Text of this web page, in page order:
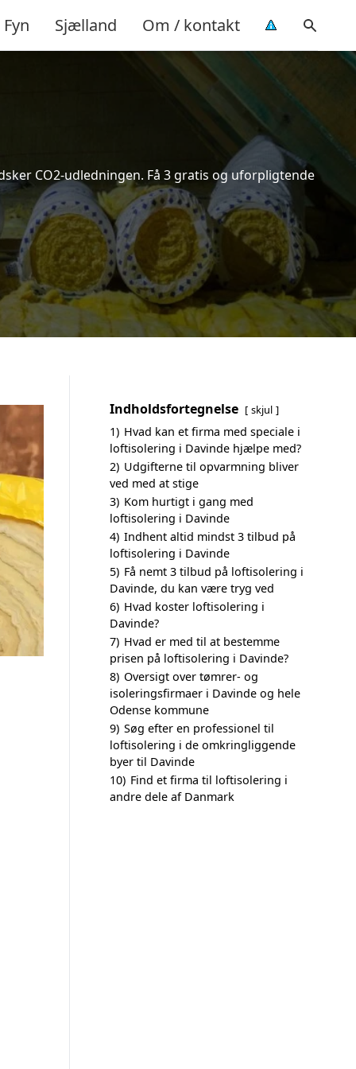
Fyn Sjælland Om / kontakt
CO2-udledningen. Få 3 gratis og uforpligtende
Indholdsfortegnelse skjul
1) Hvad kan et firma med speciale i
loftisolering i Davinde hjælpe med?
2) Udgifterne til opvarmning bliver
ved med at stige
3) Kom hurtigt i gang med
loftisolering i Davinde
4) Indhent altid mindst 3 tilbud på
loftisolering i Davinde
5) Få nemt 3 tilbud på loftisolering i
Davinde, du kan være tryg ved
6) Hvad koster loftisolering i
Davinde?
7) Hvad er med til at bestemme
prisen på loftisolering i Davinde?
8) Oversigt over tømrer- og
isoleringsfirmaer i Davinde og hele
Odense kommune
9) Søg efter en professionel til
loftisolering i de omkringliggende
byer til Davinde
10) Find et firma til loftisolering i
andre dele af Danmark